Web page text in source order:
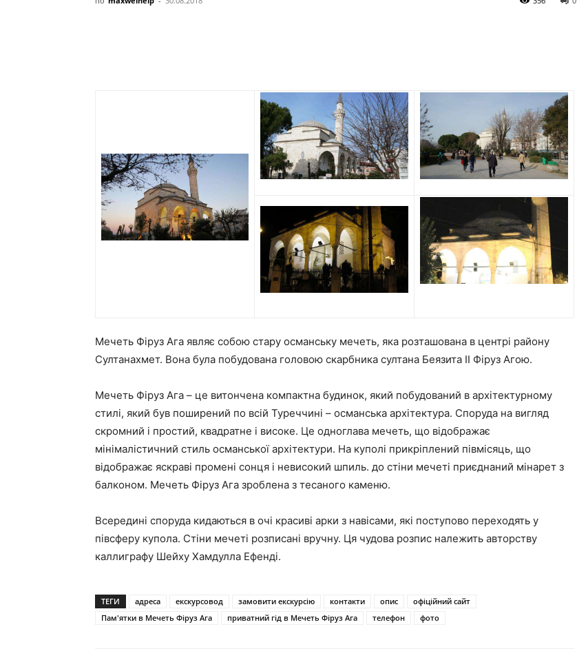
Мечеть Фіруз Ага являє собою стару османську мечеть, яка розташована в центрі району
Султанахмет. Вона була побудована головою скарбника султана Беязита II Фіруз Агою.
Мечеть Фіруз Ага – це витончена компактна будинок, який побудований в архітектурному
стилі, який був поширений по всій Туреччині – османська архітектура. Споруда на вигляд
скромний і простий, квадратне і високе. Це одноглава мечеть, що відображає
мінімалістичний стиль османської архітектури. На куполі прикріплений півмісяць, що
відображає яскраві промені сонця і невисокий шпиль. до стіни мечеті приєднаний мінарет з
балконом. Мечеть Фіруз Ага зроблена з тесаного каменю.
Всередині споруда кидаються в очі красиві арки з навісами, які поступово переходять у
півсферу купола. Стіни мечеті розписані вручну. Ця чудова розпис належить авторству
каллиграфу Шейху Хамдулла Ефенді.
ТЕГИ адреса екскурсовод замовити екскурсію контакти опис
офіційний сайт
Пам'ятки в Мечеть Фіруз Ага
приватний гід в Мечеть Фіруз Ага телефон фото